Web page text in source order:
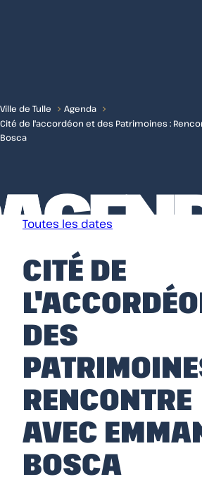
Ville de Tulle
Agenda
Cité de l'accordéon et des Patrimoines :
Bosca
Toutes les dates
CITÉ DE
DES
RENCONTRE
AVEC
BOSCA